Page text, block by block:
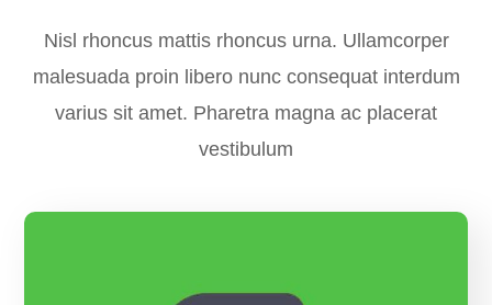
Nisl rhoncus mattis rhoncus urna. Ullamcorper
malesuada proin libero nunc consequat interdum
varius sit amet. Pharetra magna ac placerat
vestibulum